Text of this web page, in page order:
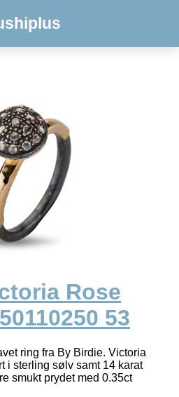
Rose
53
ring fra By Birdie. Victoria
i sterling sølv samt 14 karat
smukt prydet med 0.35ct